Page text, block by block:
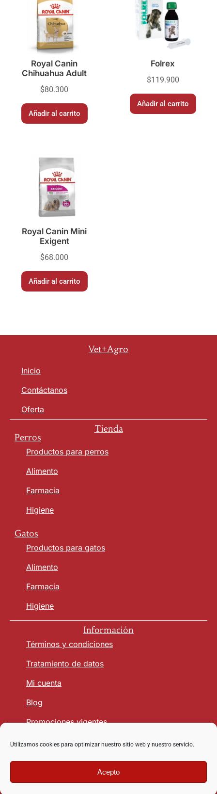
Utilizamos cookies para optimizar nuestro sitio web y nuestro servicio.
Acepto
Royal Canin
Chihuahua Adult
$80.300
Añadir al carrito
Folrex
$119.900
Añadir al carrito
Royal Canin Mini
Exigent
$68.000
Añadir al carrito
Vet+Agro
Inicio
Contáctanos
Oferta
Tienda
Perros
Productos para perros
Alimento
Farmacia
Higiene
Gatos
Productos para gatos
Alimento
Farmacia
Higiene
Información
Términos y condiciones
Tratamiento de datos
Mi cuenta
Blog
Promociones vigentes
Seguridad y Confianza